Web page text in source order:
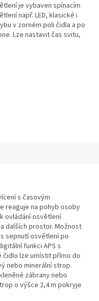
je vybaven spínacím
např. LED, klasické i
v zorném poli čidla a po
Lze nastavit čas svitu,
s časovým
reaguje na pohyb osoby
ovládání osvětlení
dalších prostor. Možnost
sepnutí osvětlení po
funkci APS s
čidlo lze umístit přímo do
nebo minerální strop.
zábrany nebo
o výšce 2,4 m pokryje